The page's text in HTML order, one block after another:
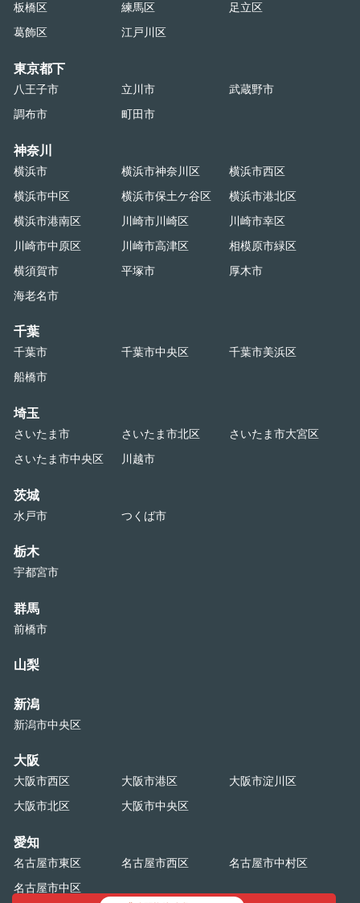
板橋区
練馬区
足立区
葛飾区
江戸川区
東京都下
八王子市 立川市
武蔵野市
調布市
町田市
神奈川
横浜市 横浜市神奈川区
横浜市西区
横浜市中区
横浜市保土ケ谷区
横浜市港北区
横浜市港南区
川崎市川崎区
川崎市幸区
川崎市中原区
川崎市高津区
相模原市緑区
横須賀市
平塚市
厚木市
海老名市
千葉
千葉市 千葉市中央区
千葉市美浜区
船橋市
埼玉
さいたま市 さいたま市北区
さいたま市大宮区
さいたま市中央区
川越市
茨城
水戸市 つくば市
栃木
宇都宮市
群馬
前橋市
山梨
新潟
新潟市中央区
大阪
大阪市西区 大阪市港区
大阪市淀川区
大阪市北区
大阪市中央区
愛知
名古屋市東区 名古屋市西区
名古屋市中村区
名古屋市中区